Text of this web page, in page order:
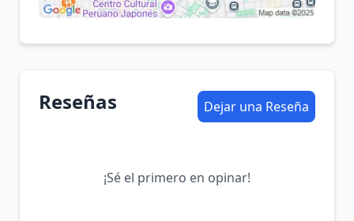
Reseñas Dejar una Reseña
¡Sé el primero en opinar!